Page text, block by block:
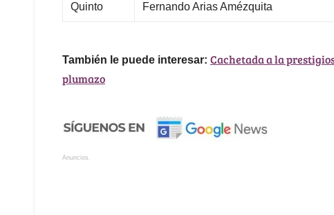
Quinto Fernando Arias Amézquita
También le puede interesar: Cachetada a la
plumazo
Anuncios.